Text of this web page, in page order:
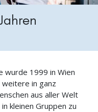
wurde 1999 in Wien
in ganz
aus aller Welt
kleinen Gruppen zu